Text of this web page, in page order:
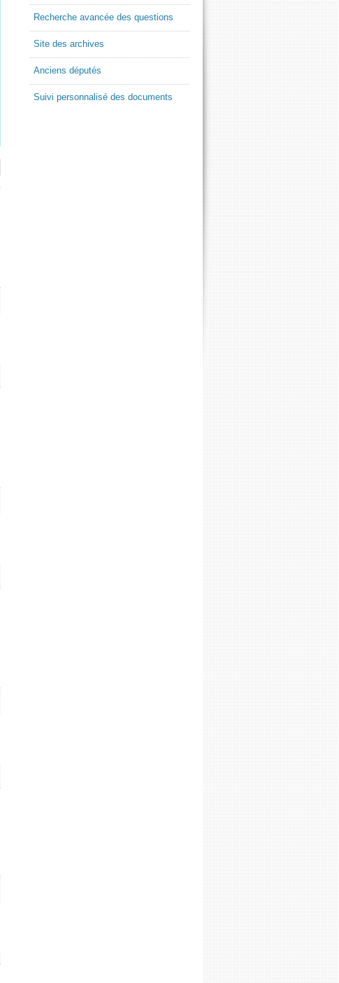
Recherche avancée des questions
Site des archives
Anciens députés
Suivi personnalisé des documents